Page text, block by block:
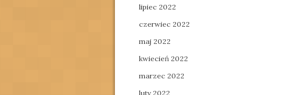
lipiec 2022
czerwiec 2022
maj 2022
kwiecień 2022
marzec 2022
luty 2022